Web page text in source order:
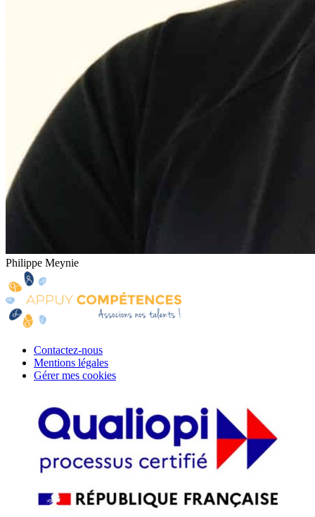
Philippe Meynie
Contactez-nous
Mentions légales
Gérer mes cookies